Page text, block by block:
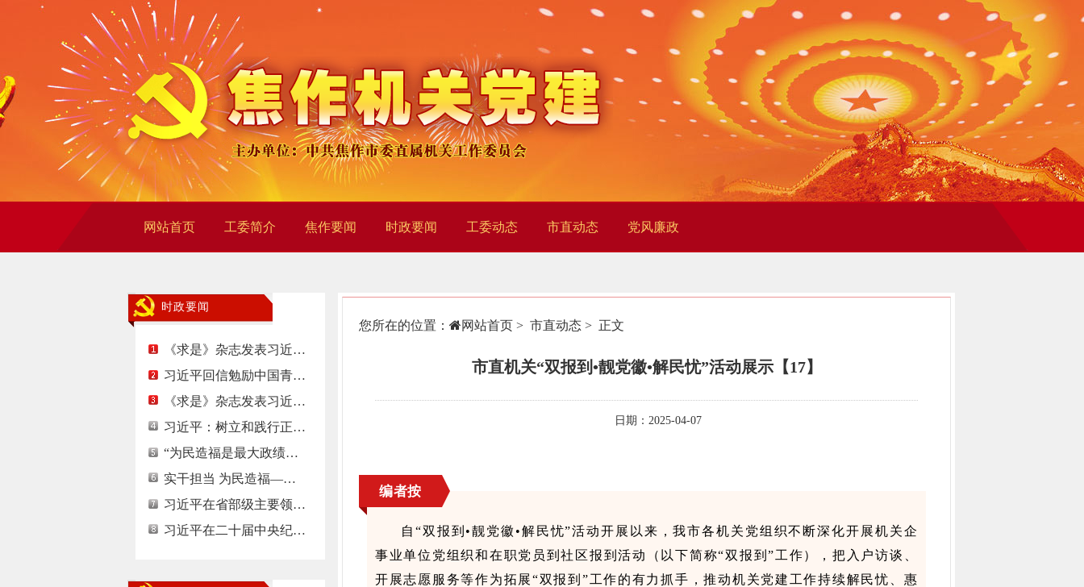
网站首页 工委简介 焦作要闻 时政要闻 工委动态 市直动态 党风廉政
时政要闻
《求是》杂志发表习近…
习近平回信勉励中国青…
《求是》杂志发表习近…
习近平：树立和践行正…
“为民造福是最大政绩…
实干担当 为民造福—…
习近平在省部级主要领…
习近平在二十届中央纪…
您所在的位置： 网站首页 > 市直动态 > 正文
市直机关“双报到•靓党徽•解民忧”活动展示【17】
日期：2025-04-07
编者按
自“双报到•靓党徽•解民忧”活动开展以来，我市各机关党组织不断深化开展机关企
事业单位党组织和在职党员到社区报到活动（以下简称“双报到”工作），把入户访谈、
开展志愿服务等作为拓展“双报到”工作的有力抓手，推动机关党建工作持续解民忧、惠